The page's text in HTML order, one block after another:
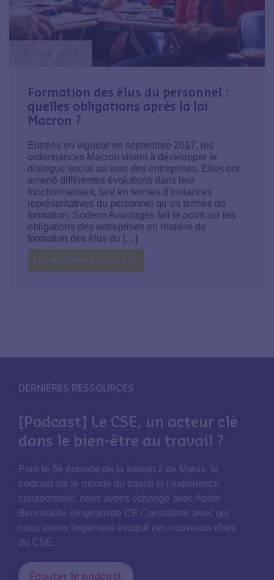
Formation des élus du personnel :
quelles obligations après la loi
Macron ?
Entrées en vigueur en septembre 2017, les
ordonnances Macron visent à développer le
dialogue social au sein des entreprises. Elles ont
amené différentes évolutions dans leur
fonctionnement, tant en termes d’instances
représentatives du personnel qu’en termes de
formation. Sodexo Avantages fait le point sur les
obligations des entreprises en matière de
formation des élus du […]
LES MISSIONS DU CE / CSE
DERNIÈRES RESSOURCES
[Podcast] Le CSE, un acteur clé
dans le bien-être au travail ?
Pour le 3è épisode de la saison 2 de Mieux, le
podcast sur le monde du travail et l’expérience
collaborateur, nous avons échangé avec Abdel
Benchabbi, dirigeant de CE Consultant, avec qui
nous avons largement évoqué ces nouveaux rôles
du CSE.
Écouter le podcast